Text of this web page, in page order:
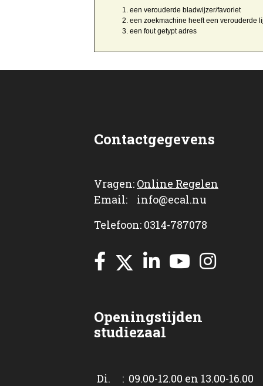
een verouderde bladwijzer/favoriet
een zoekmachine heeft een verouderde
een fout getyptadres
Contactgegevens
Vragen: Online Regelen
Email: info@ecal.nu
Telefoon: 0314-787078
Openingstijden
studiezaal
Di. : 09.00-12.00 en 13.00-16.00